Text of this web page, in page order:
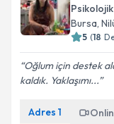
Bursa,
5 (18
Oğlum için destek
kaldık. Yaklaşımı...
Adres 1